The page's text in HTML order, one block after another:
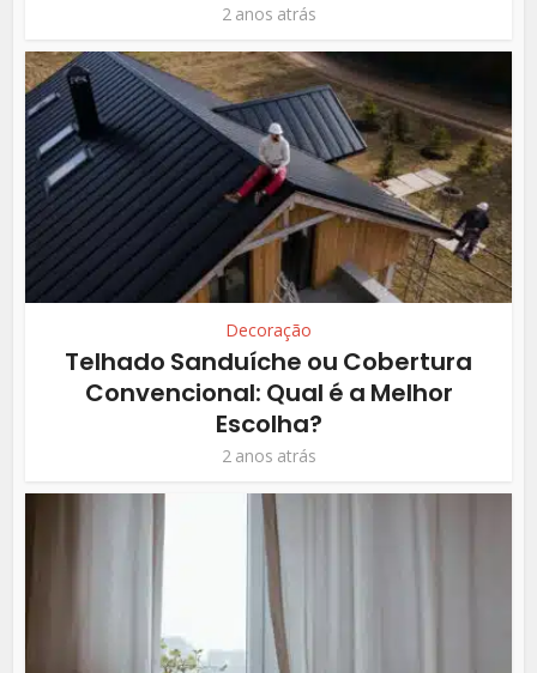
2 anos atrás
Decoração
Telhado Sanduíche ou Cobertura
Convencional: Qual é a Melhor
Escolha?
2 anos atrás